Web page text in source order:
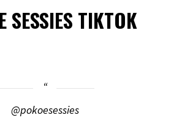
SESSIES TIKTOK
@pokoesessies